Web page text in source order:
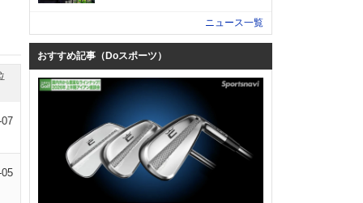
ニュース一覧
おすすめ記事（Doスポーツ）